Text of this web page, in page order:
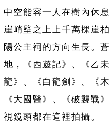
中空能容一人在樹內休
崖峭壁之上上千萬棵崖
陽公主祠的方向生長。
地，《西遊記》、《乙
龍》、《白龍劍》、《
《大國醫》、《破襲戰
視鏡頭都在這裡拍攝。